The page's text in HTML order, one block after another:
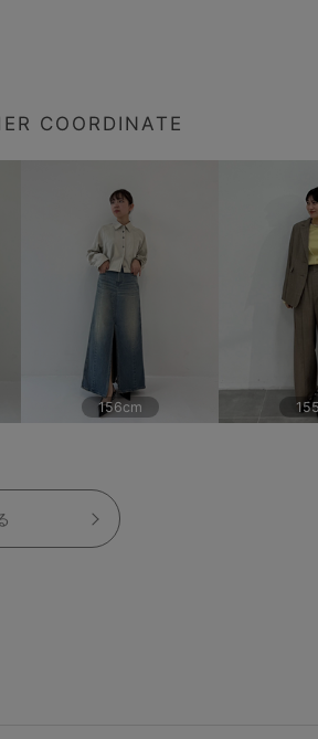
COORDINATE
156cm